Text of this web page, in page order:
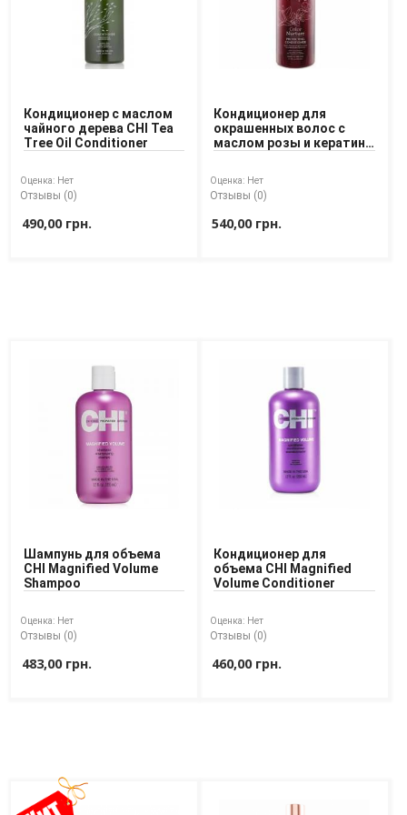
Средства для депиляции
Туалетная вода для тела
Уход для ног
Уход для рук
Для бороды и усов
Средства для бритья
Уход для лица
Уход за мужскими волосами
Отзывы
Доставка
Возврат товара
Кондиционер с маслом
чайного дерева CHI Tea
Tree Oil Conditioner
Оценка: Нет
Отзывы (0)
490,00 грн.
Кондиционер для
окрашенных волос с
маслом розы и кератина
Оценка: Нет
Отзывы (0)
540,00 грн.
Шампунь для объема
CHI Magnified Volume
Shampoo
Оценка: Нет
Отзывы (0)
483,00 грн.
Кондиционер для
объема CHI Magnified
Volume Conditioner
Оценка: Нет
Отзывы (0)
460,00 грн.